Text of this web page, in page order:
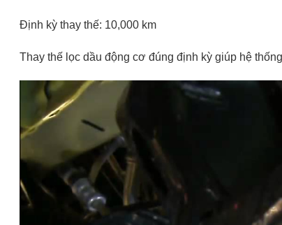
Định kỳ thay thế: 10,000 km
Thay thế lọc dầu động cơ đúng định kỳ giúp hệ